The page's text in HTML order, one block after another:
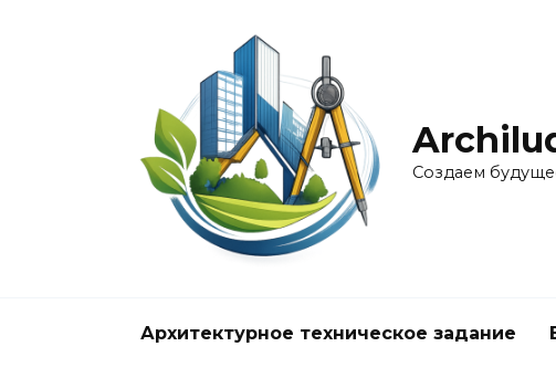
Создаем
Архитектурное техническое задание